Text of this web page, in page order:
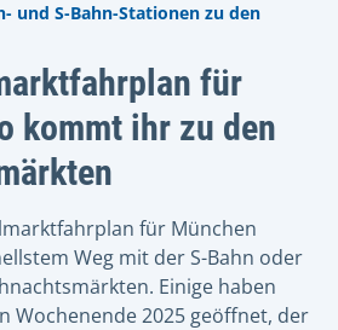
und S-Bahn-Stationen zu den
für
kommt ihr zu den
für München
Weg mit der S-Bahn oder
Einige haben
Wochenende 2025 geöffnet, der